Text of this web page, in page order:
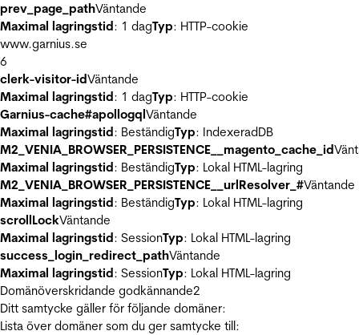
prev_page_pathVäntande
Maximal lagringstid: 1 dagTyp: HTTP-cookie
www.garnius.se
6
clerk-visitor-idVäntande
Maximal lagringstid: 1 dagTyp: HTTP-cookie
Garnius-cache#apollogqlVäntande
Maximal lagringstid: BeständigTyp: IndexeradDB
M2_VENIA_BROWSER_PERSISTENCE__magento_cache_id
Maximal lagringstid: BeständigTyp: Lokal HTML-lagring
M2_VENIA_BROWSER_PERSISTENCE__urlResolver_#Väntande
Maximal lagringstid: BeständigTyp: Lokal HTML-lagring
scrollLockVäntande
Maximal lagringstid: SessionTyp: Lokal HTML-lagring
success_login_redirect_pathVäntande
Maximal lagringstid: SessionTyp: Lokal HTML-lagring
Domänöverskridande godkännande2
Ditt samtycke gäller för följande domäner:
Lista över domäner som du ger samtycke till: